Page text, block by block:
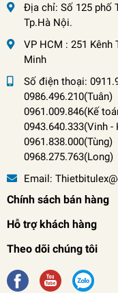
Địa chỉ: Số 125 phố
Tp.Hà Nội.
VP HCM : 251 Kênh
Minh
Số điện thoại:
0986.496.210(Tuân)
0961.009.846(Kế
0943.640.333(Vinh -
0961.838.000(Tùng)
0968.275.763(Long)
Email:
Chính sách bán hàng
Hỗ trợ khách hàng
Theo dõi chúng tôi